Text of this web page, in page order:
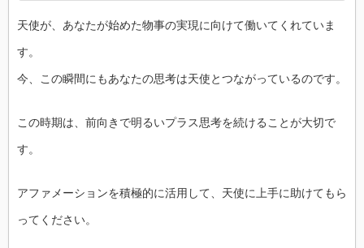
天使が、あなたが始めた物事の実現に向けて働いてくれていま
す。
今、この瞬間にもあなたの思考は天使とつながっているのです。
この時期は、前向きで明るいプラス思考を続けることが大切で
す。
アファメーションを積極的に活用して、天使に上手に助けてもら
ってください。